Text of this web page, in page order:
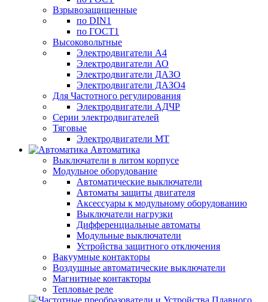
Взрывозащищенные
по DIN1
по ГОСТ1
Высоковольтные
Электродвигатели А4
Электродвигатели АО
Электродвигатели ДАЗО
Электродвигатели ДАЗО4
Для Частотного регулирования
Электродвигатели АДЧР
Серии электродвигателей
Тяговые
Электродвигатели МТ
Автоматика
Выключатели в литом корпусе
Модульное оборудование
Автоматические выключатели
Автоматы защиты двигателя
Аксессуары к модульному оборудованию
Выключатели нагрузки
Дифференциальные автоматы
Модульные выключатели
Устройства защитного отключения
Вакуумные контакторы
Воздушные автоматические выключатели
Магнитные контакторы
Тепловые реле